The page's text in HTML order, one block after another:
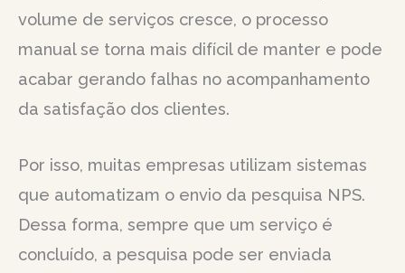
volume de serviços cresce, o processo
manual se torna mais difícil de manter e pode
acabar gerando falhas no acompanhamento
da satisfação dos clientes.
Por isso, muitas empresas utilizam sistemas
que automatizam o envio da pesquisa NPS.
Dessa forma, sempre que um serviço é
concluído, a pesquisa pode ser enviada